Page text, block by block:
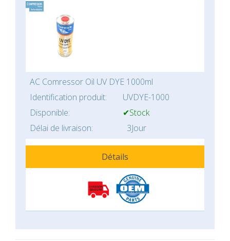
AC Comressor Oil UV DYE 1000ml
Identification produit:
UVDYE-1000
Disponible:
✔Stock
Délai de livraison:
3Jour
Détails